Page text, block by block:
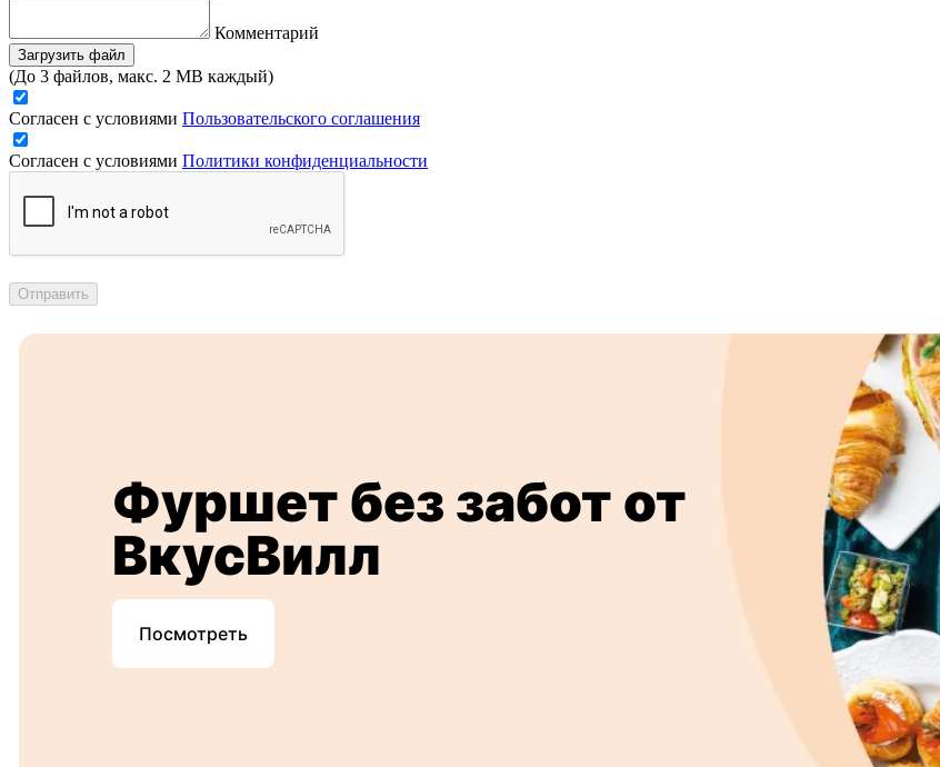
Комментарий
Загрузить файл
(До 3 файлов, макс. 2 MB каждый)
Согласен с условиями Пользовательского соглашения
Согласен с условиями Политики конфиденциальности
Отправить
Фуршет без забот от
ВкусВилл
Посмотреть